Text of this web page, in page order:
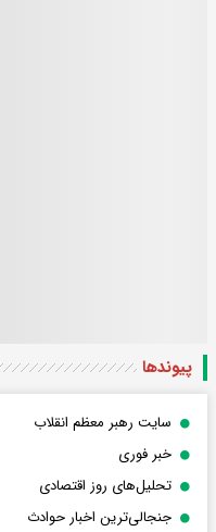
پیوندها
سایت رهبر معظم انقلاب
خبر فوری
تحلیل‌های روز اقتصادی
جنجالی‌ترین اخبار حوادث